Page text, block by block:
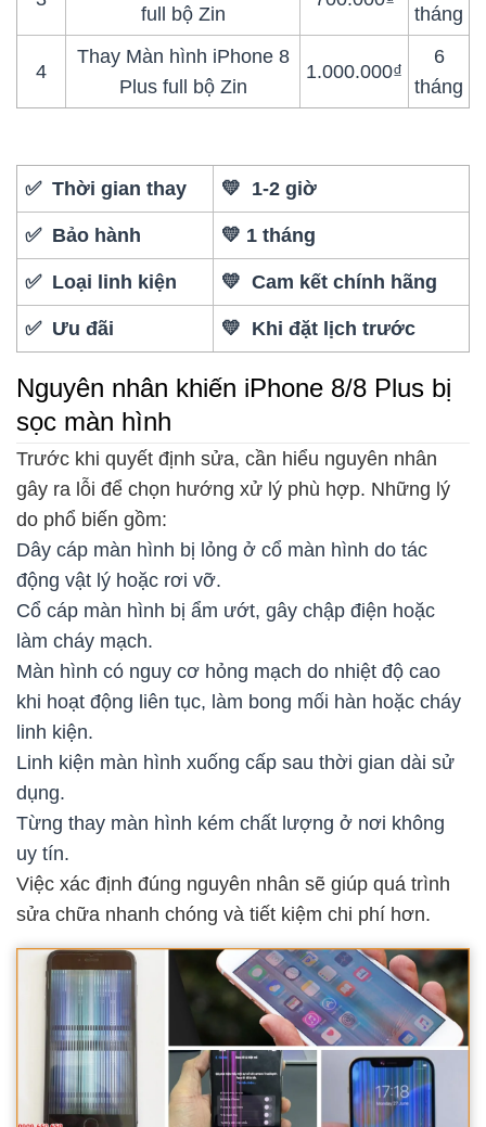
full bộ Zin tháng
4
Thay Màn hình iPhone 8
Plus full bộ Zin
1.000.000₫
6
tháng
✅ Thời gian thay 💛 1-2 giờ
✅ Bảo hành 💛 1 tháng
✅ Loại linh kiện 💛 Cam kết chính hãng
✅ Ưu đãi 💛 Khi đặt lịch trước
Nguyên nhân khiến iPhone 8/8 Plus bị
sọc màn hình
Trước khi quyết định sửa, cần hiểu nguyên nhân
gây ra lỗi để chọn hướng xử lý phù hợp. Những lý
do phổ biến gồm:
Dây cáp màn hình bị lỏng ở cổ màn hình do tác
động vật lý hoặc rơi vỡ.
Cổ cáp màn hình bị ẩm ướt, gây chập điện hoặc
làm cháy mạch.
Màn hình có nguy cơ hỏng mạch do nhiệt độ cao
khi hoạt động liên tục, làm bong mối hàn hoặc cháy
linh kiện.
Linh kiện màn hình xuống cấp sau thời gian dài sử
dụng.
Từng thay màn hình kém chất lượng ở nơi không
uy tín.
Việc xác định đúng nguyên nhân sẽ giúp quá trình
sửa chữa nhanh chóng và tiết kiệm chi phí hơn.